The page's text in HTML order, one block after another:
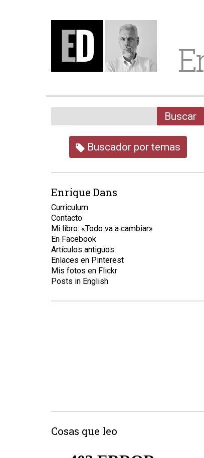
Buscar
Buscador por temas
Enrique Dans
Curriculum
Contacto
Mi libro: «Todo va a cambiar»
En Facebook
Artículos antiguos
Enlaces en Pinterest
Mis fotos en Flickr
Posts in English
Cosas que leo